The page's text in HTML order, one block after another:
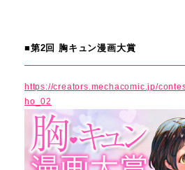
■第2回 胸キュン漫画大賞
https://creators.mechacomic.jp/
ho_02